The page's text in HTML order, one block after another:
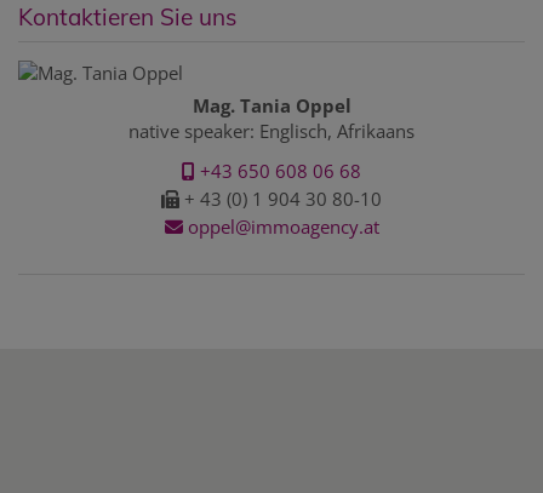
Kontaktieren Sie uns
Mag. Tania Oppel
native speaker: Englisch, Afrikaans
+43 650 608 06 68
+ 43 (0) 1 904 30 80-10
oppel@immoagency.at